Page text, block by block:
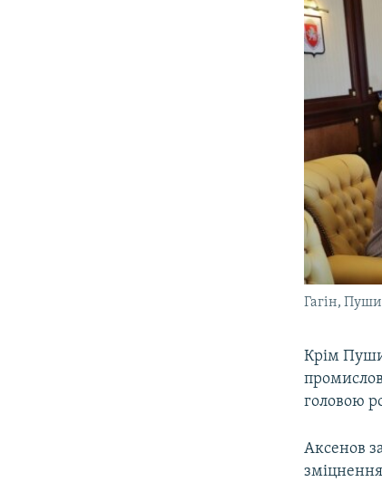
Гагін,
Крім
головою
Аксенов